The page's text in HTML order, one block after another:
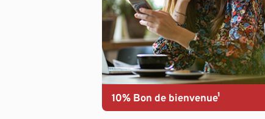
10% Bon de bienvenue¹